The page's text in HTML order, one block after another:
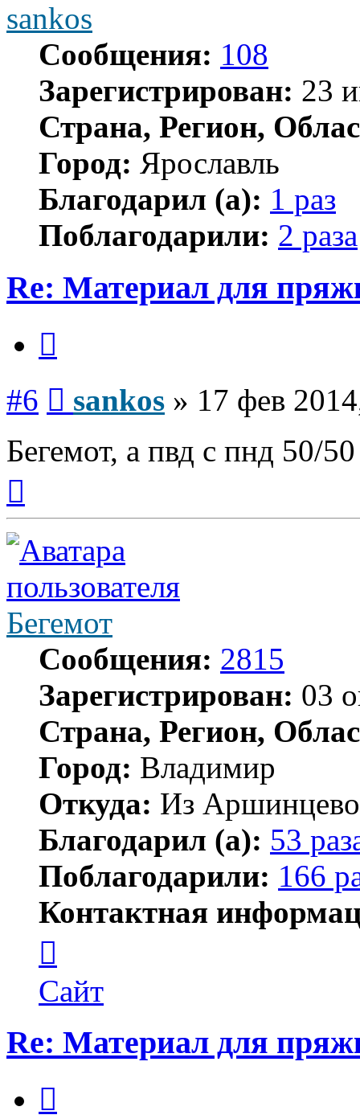
sankos
Сообщения: 108
Зарегистрирован: 23
Страна, Регион,
Город: Ярославль
Благодарил (а): 1 раз
Поблагодарили: 2 раза
Re: Материал для
#6 sankos » 17 фев
Бегемот, а пвд с пнд 50/
началу
Бегемот
Сообщения: 2815
Зарегистрирован: 03
Страна, Регион,
Город: Владимир
Откуда: Из
Благодарил (а): 53
Поблагодарили: 166
Контактная
пользователя
Бегемот
Сайт
Re: Материал для